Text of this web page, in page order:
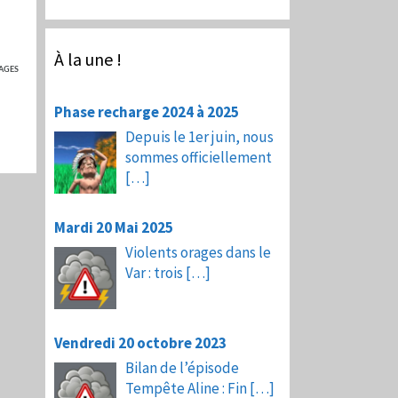
À la une !
Phase recharge 2024 à 2025
Depuis le 1er juin, nous
sommes officiellement
[…]
Mardi 20 Mai 2025
Violents orages dans le
Var : trois […]
Vendredi 20 octobre 2023
Bilan de l’épisode
Tempête Aline : Fin[…]